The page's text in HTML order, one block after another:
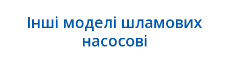
Інші моделі шламових
насосові